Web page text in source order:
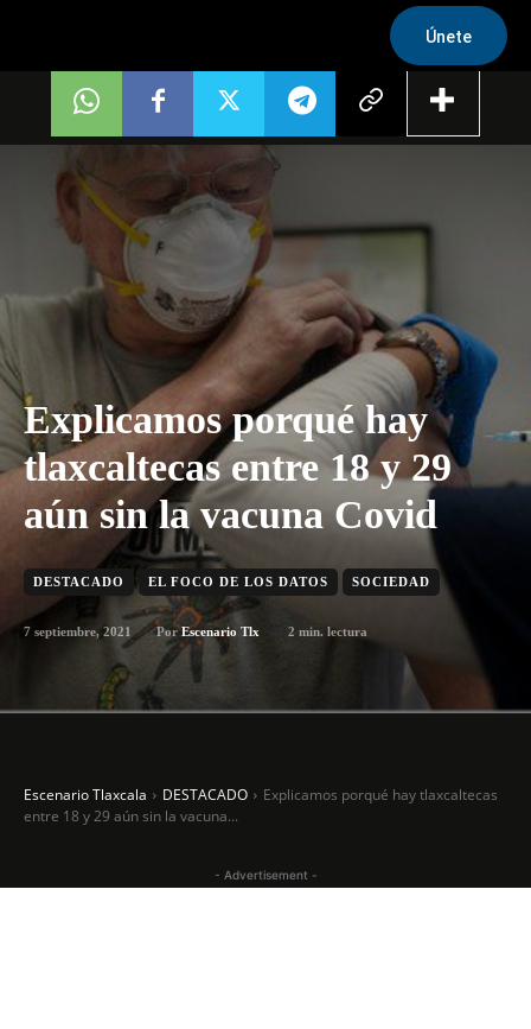
Únete
Explicamos porqué hay
tlaxcaltecas entre 18 y 29
aún sin la vacuna Covid
DESTACADO EL FOCO DE LOS DATOS SOCIEDAD
7 septiembre, 2021 Por Escenario Tlx 2 min. lectura
Escenario Tlaxcala DESTACADO
Explicamos porqué hay tlaxcaltecas
entre 18 y 29 aún sin la vacuna...
- Advertisement -